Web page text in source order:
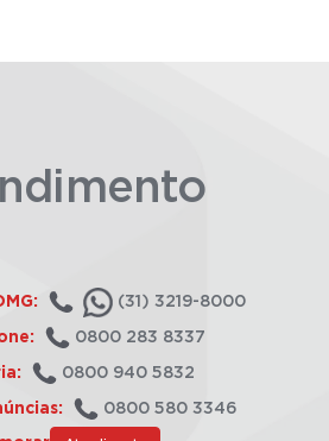
(31) 3219-8000
0800 283 8337
0800 940 5832
0800 580 3346